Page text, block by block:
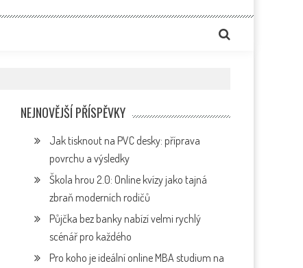
NEJNOVĚJŠÍ PŘÍSPĚVKY
Jak tisknout na PVC desky: příprava
povrchu a výsledky
Škola hrou 2.0: Online kvízy jako tajná
zbraň moderních rodičů
Půjčka bez banky nabízí velmi rychlý
scénář pro každého
Pro koho je ideální online MBA studium na